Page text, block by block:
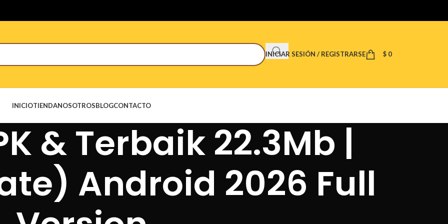
INICIAR SESIÓN / REGISTRARSE $ 0
INICIOTIENDANOSOTROSBLOGCONTACTO
& Terbaik 22.3Mb |
Android 2026 Full